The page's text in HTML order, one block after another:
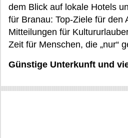
dem Blick auf lokale Hotels
für Branau: Top-Ziele für den
Mitteilungen für
Zeit für Menschen, die „nur“
Günstige Unterkunft und